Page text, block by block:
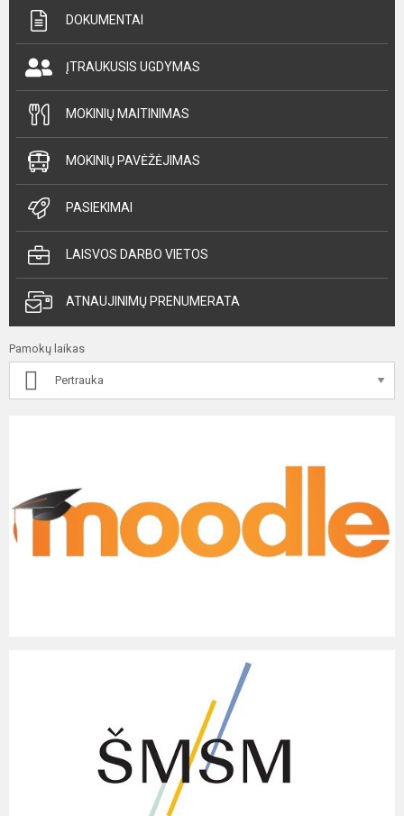
DOKUMENTAI
ĮTRAUKUSIS UGDYMAS
MOKINIŲ MAITINIMAS
MOKINIŲ PAVĖŽĖJIMAS
PASIEKIMAI
LAISVOS DARBO VIETOS
ATNAUJINIMŲ PRENUMERATA
Pamokų laikas
Pertrauka